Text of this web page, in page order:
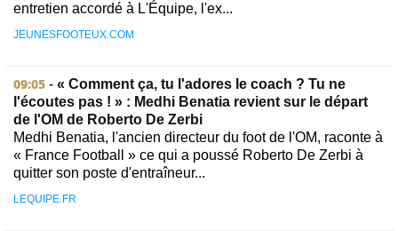
entretien accordé à L'Équipe, l'ex...
JEUNESFOOTEUX.COM
09:05 - « Comment ça, tu l'adores le coach ? Tu ne
l'écoutes pas ! » : Medhi Benatia revient sur le départ
de l'OM de Roberto De Zerbi
Medhi Benatia, l'ancien directeur du foot de l'OM, raconte à
« France Football » ce qui a poussé Roberto De Zerbi à
quitter son poste d'entraîneur...
LEQUIPE.FR